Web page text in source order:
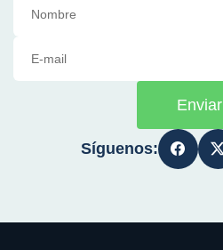
Enviar
Síguenos: